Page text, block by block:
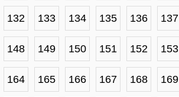
132 133 134 135 136 137
148 149 150 151 152 153
164 165 166 167 168 169